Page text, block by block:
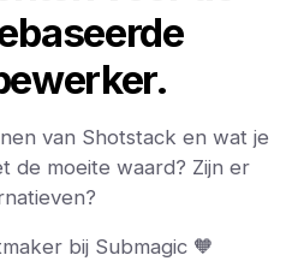
van Shotstack en wat je
de moeite waard? Zijn er
bij Submagic 🧡